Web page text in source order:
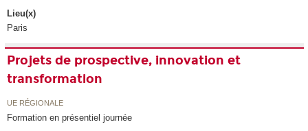
Lieu(x)
Paris
Projets de prospective, innovation et
transformation
UE RÉGIONALE
Formation en présentiel journée